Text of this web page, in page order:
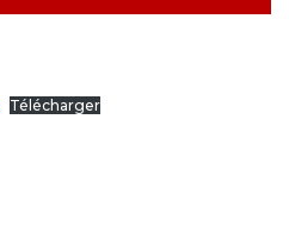
Télécharger